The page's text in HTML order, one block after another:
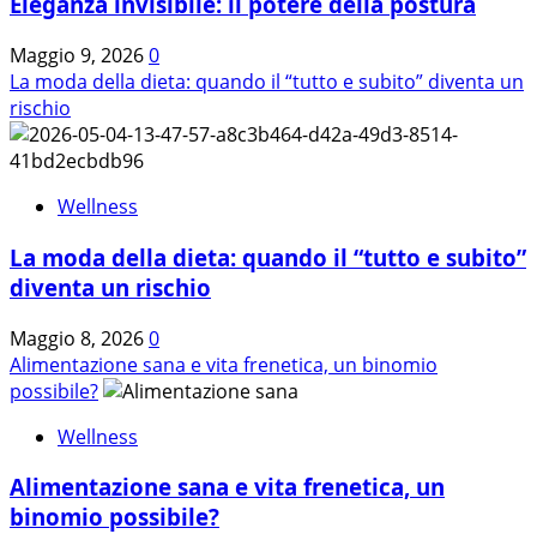
pelle
a
tavola.
Maggio 9, 20260
La moda della dieta: quando il “tutto e subito” diventa un
rischio
Wellness
La moda della dieta: quando il “tutto e subito”
diventa un rischio
Maggio 8, 20260
Alimentazione sana e vita frenetica, un binomio
possibile?
Wellness
Alimentazione sana e vita frenetica, un
binomio possibile?